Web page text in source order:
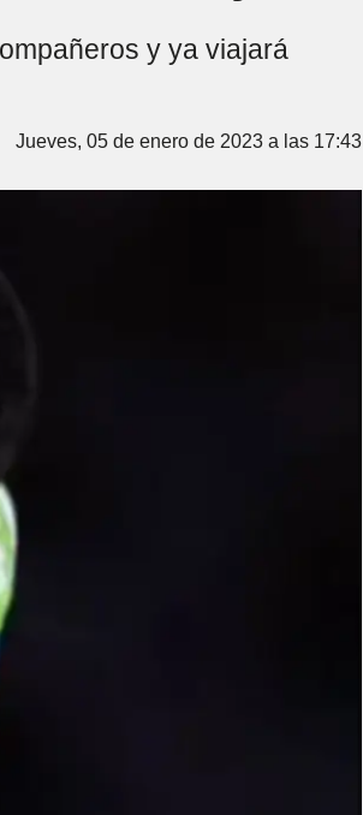
y ya viajará
Jueves, 05 de enero de 2023 a las 17:43